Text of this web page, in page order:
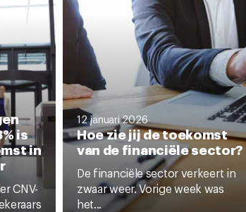
is
in
CNV-
12 januari 2026
Hoe zie jij de toekomst
van de financiële sector?
De financiële sector verkeert in
zwaar weer. Vorige week was
het...